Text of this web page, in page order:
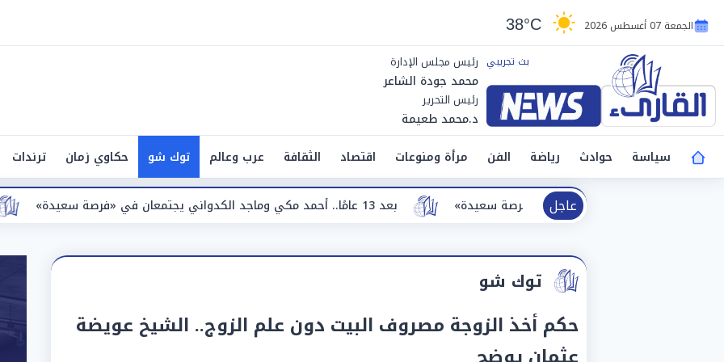
الجمعة 07 أغسطس 2026 38°C
رئيس مجلس الإدارة
محمد جودة الشاعر
رئيس التحرير
د.محمد طعيمة
سياسة
حوادث رياضة الفن مرأة ومنوعات اقتصاد الثقافة عرب وعالم توك شو حكاوي زمان ترندات
عاجل
بعد 13 عامًا.. أحمد مكي وماجد الكدواني يجتمعان في «فرصة سعيدة» بعد 13 عامًا.. أحمد مكي وماجد الكدواني يجتمعان في «فرصة سعيدة»
توك شو
حكم أخذ الزوجة مصروف البيت دون علم الزوج.. الشيخ عويضة